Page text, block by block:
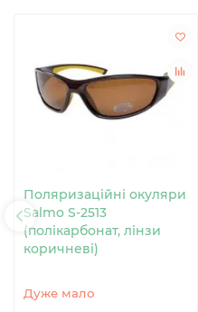
Поляризаційні окуляри
Salmo S-2513
(полікарбонат, лінзи
коричневі)
Дуже мало